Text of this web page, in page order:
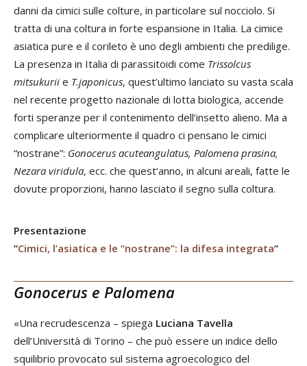
danni da cimici sulle colture, in particolare sul nocciolo. Si
tratta di una coltura in forte espansione in Italia. La cimice
asiatica pure e il corileto è uno degli ambienti che predilige.
La presenza in Italia di parassitoidi come Trissolcus
mitsukurii e T.japonicus, quest’ultimo lanciato su vasta scala
nel recente progetto nazionale di lotta biologica, accende
forti speranze per il contenimento dell’insetto alieno. Ma a
complicare ulteriormente il quadro ci pensano le cimici
“nostrane”: Gonocerus acuteangulatus, Palomena prasina,
Nezara viridula, ecc. che quest’anno, in alcuni areali, fatte le
dovute proporzioni, hanno lasciato il segno sulla coltura.
Presentazione
“Cimici, l’asiatica e le “nostrane”: la difesa integrata“
Gonocerus e Palomena
«Una recrudescenza – spiega Luciana Tavella
dell’Università di Torino – che può essere un indice dello
squilibrio provocato sul sistema agroecologico del